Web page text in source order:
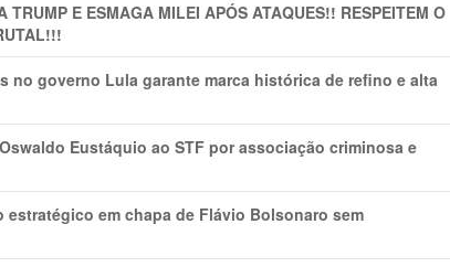
TRUMP E ESMAGA MILEI APÓS ATAQUES!! RESPEITEM O
no governo Lula garante marca histórica de refino e alta
Eustáquio ao STF por associação criminosa e
estratégico em chapa de Flávio Bolsonaro sem